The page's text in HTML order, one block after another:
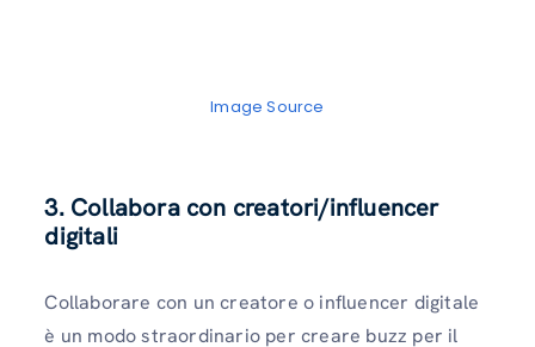
Image Source
3. Collabora con creatori/influencer
digitali
Collaborare con un creatore o influencer digitale
è un modo straordinario per creare buzz per il